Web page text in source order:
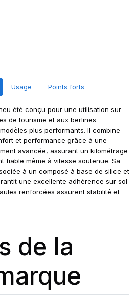
Usage Points forts
été conçu pour une utilisation sur
de tourisme et aux berlines
plus performants. Il combine
et performance grâce à une
avancée, assurant un kilométrage
fiable même à vitesse soutenue. Sa
à un composé à base de silice et
une excellente adhérence sur sol
renforcées assurent stabilité et
de la